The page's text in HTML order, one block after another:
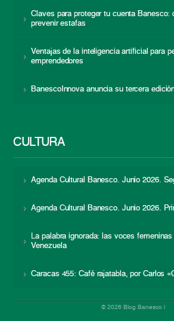
Claves para proteger tu cuenta Banesco:
prevenir estafas
Ventajas de la inteligencia artificial para
emprendedores
BanescoInnova anuncia su tercera
CULTURA
Agenda Cultural Banesco. Junio 2026.
Agenda Cultural Banesco. Junio 2026.
La palabra ignorada: las voces
Venezuela
Caracas 455: Café rajatabla, por Carlos
© 2026 Blog Banesco |